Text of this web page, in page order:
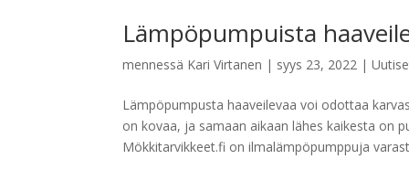
Lämpöpumpuista
mennessä Kari Virtanen | syys 23, 2022 |
Lämpöpumpusta haaveilevaa voi odottaa
on kovaa, ja samaan aikaan lähes kaikesta on
Mökkitarvikkeet.fi on ilmalämpöpumppuja